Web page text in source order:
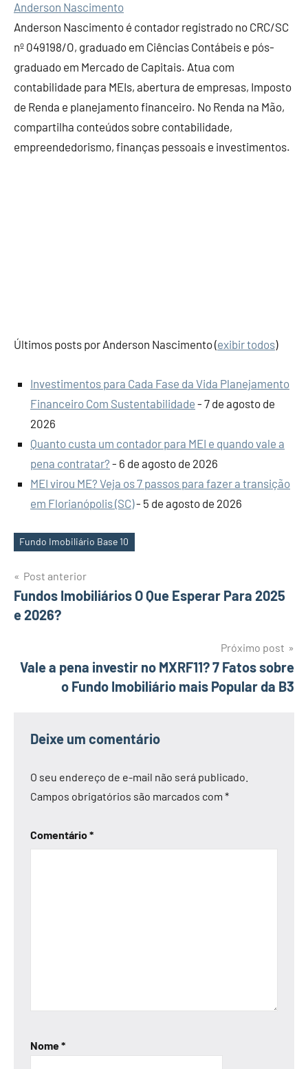
Anderson Nascimento
Anderson Nascimento é contador registrado no CRC/SC
nº 049198/O, graduado em Ciências Contábeis e pós-
graduado em Mercado de Capitais. Atua com
contabilidade para MEIs, abertura de empresas, Imposto
de Renda e planejamento financeiro. No Renda na Mão,
compartilha conteúdos sobre contabilidade,
empreendedorismo, finanças pessoais e investimentos.
Últimos posts por Anderson Nascimento(exibir todos)
Investimentos para Cada Fase da Vida Planejamento
Financeiro Com Sustentabilidade - 7 de agosto de
2026
Quanto custa um contador para MEI e quando vale a
pena contratar? - 6 de agosto de 2026
MEI virou ME? Veja os 7 passos para fazer a transição
em Florianópolis (SC)- 5 de agosto de 2026
Tags
Fundo Imobiliário Base 10
Navegação
de
Post anterior
Fundos Imobiliários O Que Esperar Para 2025
e 2026?
Próximo post
Vale a pena investir no MXRF11? 7 Fatos sobre
o Fundo Imobiliário mais Popular da B3
Deixe um comentário
O seu endereço de e-mail não será publicado.
Campos obrigatórios são marcados com *
Comentário*
Nome*